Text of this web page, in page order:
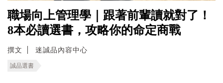
職場向上管理學｜跟著前輩讀就對了！
8本必讀選書，攻略你的命定商戰
撰文 迷誠品內容中心
誠品選書